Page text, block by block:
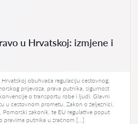
u Hrvatskoj: izmjene i
obuhvaća regulaciju cestovnog,
prijevoza, prava putnika, sigurnost
o transportu robe i ljudi. Glavni
u cestovnom prometu, Zakon o željeznici,
Pomorski zakonik, te EU regulative poput
pravima putnika u zračnom […]